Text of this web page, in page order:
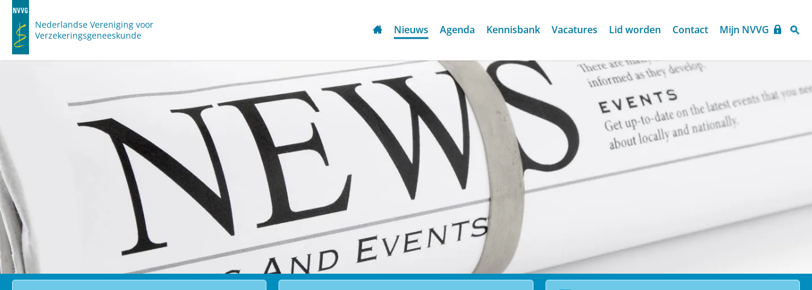
Nederlandse Vereniging voor
Verzekeringsgeneeskunde
Nieuws Agenda Kennisbank Vacatures Lid worden Contact Mijn NVVG